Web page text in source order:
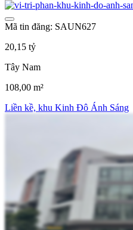
Mã tin đăng: SAUN627
20,15 tỷ
Tây Nam
108,00 m²
Liền kề, khu Kinh Đô Ánh Sáng